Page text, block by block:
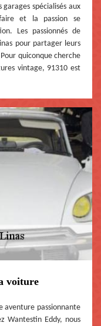
spécialisés aux
et la passion se
Les passionnés de
pour partager leurs
quiconque cherche
vintage, 91310 est
voiture
aventure passionnante
Wantestin Eddy, nous